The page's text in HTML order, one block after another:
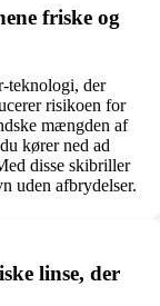
friske og
teknologi, der
risikoen for
mængden af
kører ned ad
disse skibriller
uden afbrydelser.
linse, der